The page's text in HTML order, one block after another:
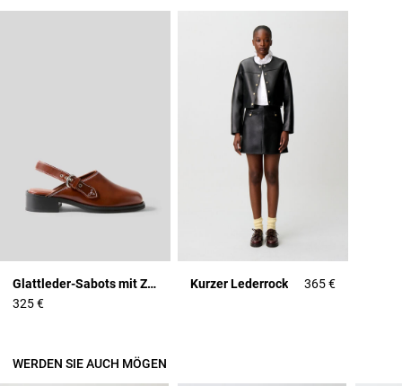
Glattleder-Sabots mit Ziernähten
325 €
Kurzer Lederrock 365 €
WERDEN SIE AUCH MÖGEN